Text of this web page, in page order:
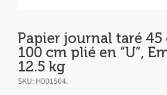
Papier journal taré 45
100 cm plié en “U”,
12.5 kg
SKU: H001504.